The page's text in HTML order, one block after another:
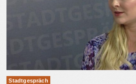
Stadtgespräch